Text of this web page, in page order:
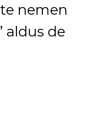
nemen
aldus de